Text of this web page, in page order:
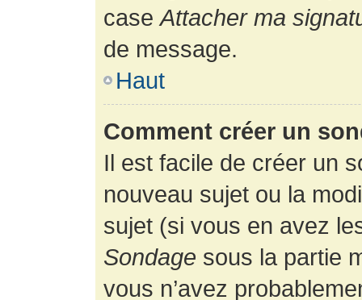
caseAttacher ma
de message.
Haut
Comment créer un
Il est facile de créer un
nouveau sujet ou la
sujet (si vous en avez
Sondage sous la partie
vous n’avez